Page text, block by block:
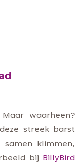
waarheen?
streek barst
klimmen,
bij
BillyBird